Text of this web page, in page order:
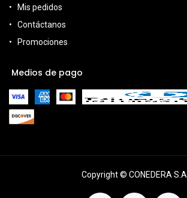
Mis pedidos
Contáctanos
Promociones
Medios de pago
Copyright © CONEDERA S.A